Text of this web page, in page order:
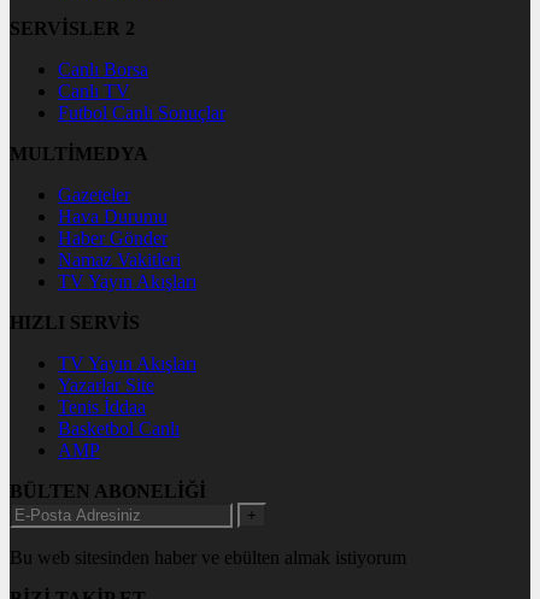
SERVİSLER 2
Canlı Borsa
Canlı TV
Futbol Canlı Sonuçlar
MULTİMEDYA
Gazeteler
Hava Durumu
Haber Gönder
Namaz Vakitleri
TV Yayın Akışları
HIZLI SERVİS
TV Yayın Akışları
Yazarlar Site
Tenis İddaa
Basketbol Canlı
AMP
BÜLTEN ABONELİĞİ
+
Bu web sitesinden haber ve ebülten almak istiyorum